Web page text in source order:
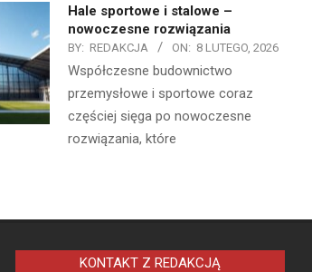
Hale sportowe i stalowe –
nowoczesne rozwiązania
BY: REDAKCJA ON: 8 LUTEGO, 2026
Współczesne budownictwo
przemysłowe i sportowe coraz
częściej sięga po nowoczesne
rozwiązania, które
KONTAKT Z REDAKCJĄ